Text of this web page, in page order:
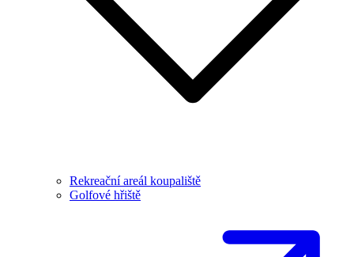
Rekreační areál koupaliště
Golfové hřiště